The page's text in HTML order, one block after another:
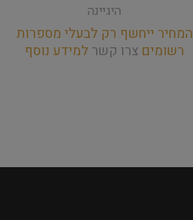
היגיינה
המחיר ייחשף רק לבעלי מספרות
רשומים צרו קשר למידע נוסף